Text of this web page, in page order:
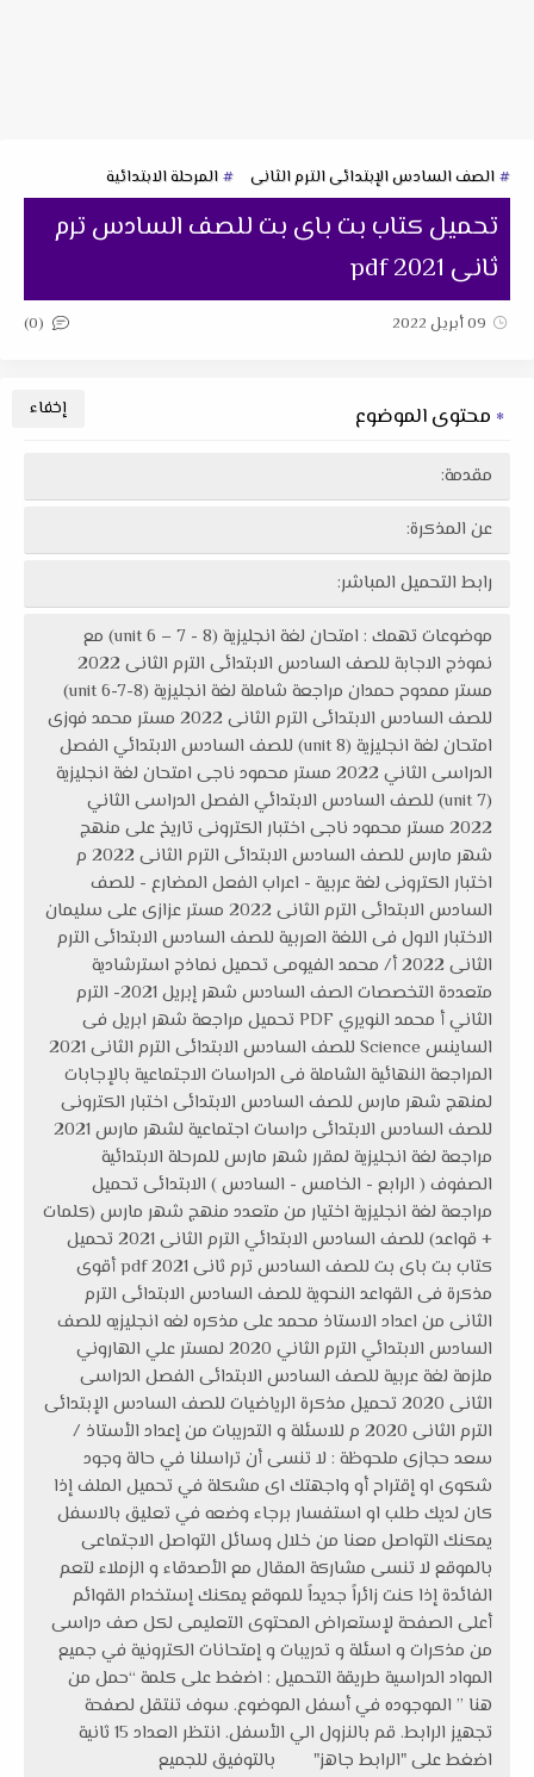
الصف السادس الإبتدائى الترم الثانى المرحلة الابتدائية
تحميل كتاب بت باى بت للصف السادس ترم
ثانى pdf 2021
09 أبريل 2022 (0)
محتوى الموضوع
مقدمة:
عن المذكرة:
رابط التحميل المباشر:
موضوعات تهمك : امتحان لغة انجليزية (unit 6 – 7 - 8) مع
نموذج الاجابة للصف السادس الابتدائى الترم الثانى 2022
مستر ممدوح حمدان مراجعة شاملة لغة انجليزية (unit 6-7-8)
للصف السادس الابتدائى الترم الثانى 2022 مستر محمد فوزى
امتحان لغة انجليزية (unit 8) للصف السادس الابتدائي الفصل
الدراسى الثاني 2022 مستر محمود ناجى امتحان لغة انجليزية
(unit 7) للصف السادس الابتدائي الفصل الدراسى الثاني
2022 مستر محمود ناجى اختبار الكترونى تاريخ على منهج
شهر مارس للصف السادس الابتدائى الترم الثانى 2022 م
اختبار الكترونى لغة عربية - اعراب الفعل المضارع - للصف
السادس الابتدائى الترم الثانى 2022 مستر عزازى على سليمان
الاختبار الاول فى اللغة العربية للصف السادس الابتدائى الترم
الثانى 2022 أ/ محمد الفيومى تحميل نماذج استرشادية
متعددة التخصصات الصف السادس شهر إبريل 2021- الترم
الثاني أ محمد النويري PDF تحميل مراجعة شهر ابريل فى
الساينس Science للصف السادس الابتدائى الترم الثانى 2021
المراجعة النهائية الشاملة فى الدراسات الاجتماعية بالإجابات
لمنهج شهر مارس للصف السادس الابتدائى اختبار الكترونى
للصف السادس الابتدائى دراسات اجتماعية لشهر مارس 2021
مراجعة لغة انجليزية لمقرر شهر مارس للمرحلة الابتدائية
الصفوف ( الرابع - الخامس - السادس ) الابتدائى تحميل
مراجعة لغة انجليزية اختيار من متعدد منهج شهر مارس (كلمات
+ قواعد) للصف السادس الابتدائي الترم الثانى 2021 تحميل
كتاب بت باى بت للصف السادس ترم ثانى pdf 2021 أقوى
مذكرة فى القواعد النحوية للصف السادس الابتدائى الترم
الثانى من اعداد الاستاذ محمد على مذكره لغه انجليزيه للصف
السادس الابتدائي الترم الثاني 2020 لمستر علي الهاروني
ملزمة لغة عربية للصف السادس الابتدائى الفصل الدراسى
الثانى 2020 تحميل مذكرة الرياضيات للصف السادس الإبتدائى
الترم الثانى 2020 م للاسئلة و التدريبات من إعداد الأستاذ /
سعد حجازى ملحوظة : لا تنسى أن تراسلنا في حالة وجود
شكوى او إقتراح أو واجهتك اى مشكلة في تحميل الملف إذا
كان لديك طلب او استفسار برجاء وضعه في تعليق بالاسفل
يمكنك التواصل معنا من خلال وسائل التواصل الاجتماعى
بالموقع لا تنسى مشاركة المقال مع الأصدقاء و الزملاء لتعم
الفائدة إذا كنت زائراً جديداً للموقع يمكنك إستخدام القوائم
أعلى الصفحة لإستعراض المحتوى التعليمى لكل صف دراسى
من مذكرات و اسئلة و تدريبات و إمتحانات الكترونية في جميع
المواد الدراسية طريقة التحميل : اضغط على كلمة “حمل من
هنا ” الموجوده في أسفل الموضوع. سوف تنتقل لصفحة
تجهيز الرابط. قم بالنزول الي الأسفل. انتظر العداد 15 ثانية
اضغط على "الرابط جاهز" بالتوفيق للجميع